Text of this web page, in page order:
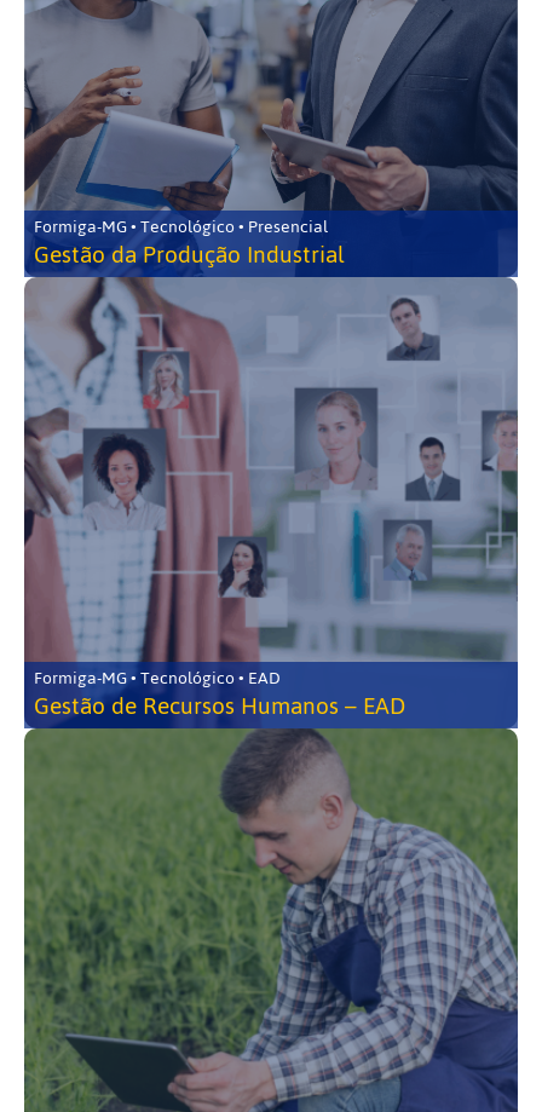
Formiga-MG • Tecnológico • Presencial
Gestão da Produção Industrial
Formiga-MG • Tecnológico • EAD
Gestão de Recursos Humanos – EAD